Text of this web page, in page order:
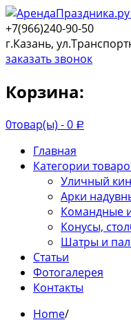
+7(966)240-90-50
г.Казань,
заказать звонок
Корзина:
0товар(ы) -0 Р
Главная
Категории
Уличный
Арки
Командные
Конусы,
Шатры и
Статьи
Фотогалерея
Контакты
Home/